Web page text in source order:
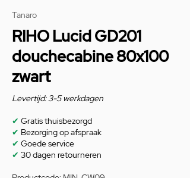
Tanaro
RIHO Lucid GD201
douchecabine 80x100
zwart
Levertijd: 3-5 werkdagen
✔ Gratis thuisbezorgd
✔ Bezorging op afspraak
✔ Goede service
✔ 30 dagen retourneren